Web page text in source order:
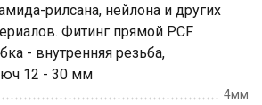
рилсана, нейлона и других
Фитинг прямой PCF
- внутренняя резьба,
12 - 30 мм
4мм